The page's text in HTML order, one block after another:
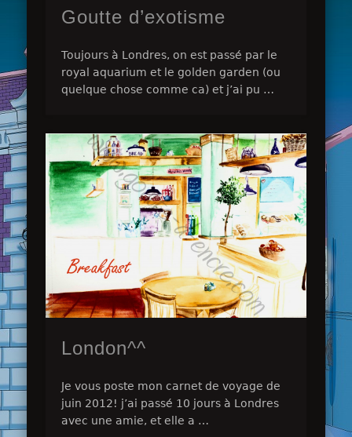
Goutte d’exotisme
Toujours à Londres, on est passé par le
royal aquarium et le golden garden (ou
quelque chose comme ca) et j’ai pu …
London^^
Je vous poste mon carnet de voyage de
juin 2012! j’ai passé 10 jours à Londres
avec une amie, et elle a …